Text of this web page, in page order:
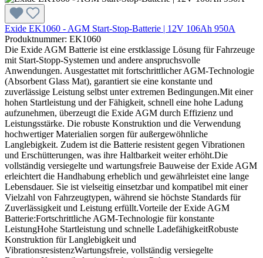
Exide EK1060 - AGM Start-Stop-Batterie | 12V 106Ah 950A
Produktnummer: EK1060
Die Exide AGM Batterie ist eine erstklassige Lösung für Fahrzeuge
mit Start-Stopp-Systemen und andere anspruchsvolle
Anwendungen. Ausgestattet mit fortschrittlicher AGM-Technologie
(Absorbent Glass Mat), garantiert sie eine konstante und
zuverlässige Leistung selbst unter extremen Bedingungen.Mit einer
hohen Startleistung und der Fähigkeit, schnell eine hohe Ladung
aufzunehmen, überzeugt die Exide AGM durch Effizienz und
Leistungsstärke. Die robuste Konstruktion und die Verwendung
hochwertiger Materialien sorgen für außergewöhnliche
Langlebigkeit. Zudem ist die Batterie resistent gegen Vibrationen
und Erschütterungen, was ihre Haltbarkeit weiter erhöht.Die
vollständig versiegelte und wartungsfreie Bauweise der Exide AGM
erleichtert die Handhabung erheblich und gewährleistet eine lange
Lebensdauer. Sie ist vielseitig einsetzbar und kompatibel mit einer
Vielzahl von Fahrzeugtypen, während sie höchste Standards für
Zuverlässigkeit und Leistung erfüllt.Vorteile der Exide AGM
Batterie:Fortschrittliche AGM-Technologie für konstante
LeistungHohe Startleistung und schnelle LadefähigkeitRobuste
Konstruktion für Langlebigkeit und
VibrationsresistenzWartungsfreie, vollständig versiegelte